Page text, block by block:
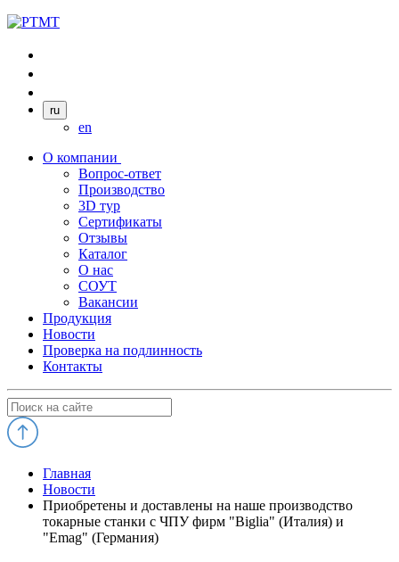
ru
en
О компании
Вопрос-ответ
Производство
3D тур
Сертификаты
Отзывы
Каталог
О нас
СОУТ
Вакансии
Продукция
Новости
Проверка на подлинность
Контакты
Главная
Новости
Приобретены и доставлены на наше производство
токарные станки с ЧПУ фирм "Biglia" (Италия) и
"Emag" (Германия)